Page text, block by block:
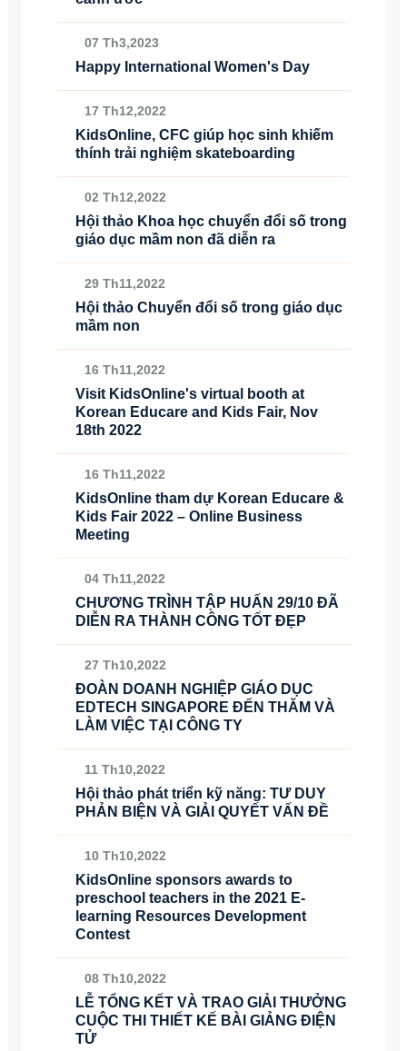
07 Th3,2023
Happy International Women's Day
17 Th12,2022
KidsOnline, CFC giúp học sinh khiếm
thính trải nghiệm skateboarding
02 Th12,2022
Hội thảo Khoa học chuyển đổi số trong
giáo dục mầm non đã diễn ra
29 Th11,2022
Hội thảo Chuyển đổi số trong giáo dục
mầm non
16 Th11,2022
Visit KidsOnline's virtual booth at
Korean Educare and Kids Fair, Nov
18th 2022
16 Th11,2022
KidsOnline tham dự Korean Educare &
Kids Fair 2022 – Online Business
Meeting
04 Th11,2022
CHƯƠNG TRÌNH TẬP HUẤN 29/10 ĐÃ
DIỄN RA THÀNH CÔNG TỐT ĐẸP
27 Th10,2022
ĐOÀN DOANH NGHIỆP GIÁO DỤC
EDTECH SINGAPORE ĐẾN THĂM VÀ
LÀM VIỆC TẠI CÔNG TY
11 Th10,2022
Hội thảo phát triển kỹ năng: TƯ DUY
PHẢN BIỆN VÀ GIẢI QUYẾT VẤN ĐỀ
10 Th10,2022
KidsOnline sponsors awards to
preschool teachers in the 2021 E-
learning Resources Development
Contest
08 Th10,2022
LỄ TỔNG KẾT VÀ TRAO GIẢI THƯỞNG
CUỘC THI THIẾT KẾ BÀI GIẢNG ĐIỆN
TỬ